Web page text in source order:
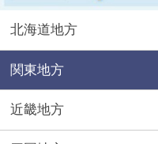
北海道地方
関東地方
近畿地方